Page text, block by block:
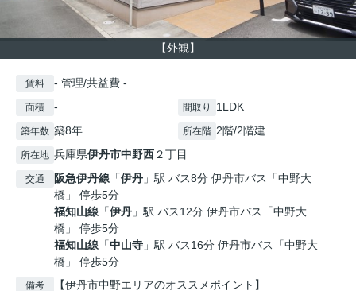
【外観】
賃料 - 管理/共益費 -
面積 - 間取り 1LDK
築年数 築8年 所在階 2階/2階建
所在地 兵庫県伊丹市中野西２丁目
交通 阪急伊丹線 「伊丹 」駅 バス8分 伊丹市バス「中野大
橋」 停歩5分
福知山線 「伊丹 」駅 バス12分 伊丹市バス「中野大
橋」 停歩5分
福知山線 「中山寺 」駅 バス16分 伊丹市バス「中野大
橋」 停歩5分
備考
【伊丹市中野エリアのオススメポイント】